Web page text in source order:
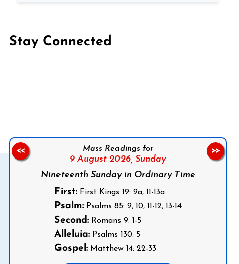
Stay Connected
Mass Readings for
9 August 2026, Sunday
Nineteenth Sunday in Ordinary Time
First:First Kings 19: 9a, 11-13a
Psalm:Psalms 85: 9, 10, 11-12, 13-14
Second:Romans 9: 1-5
Alleluia:Psalms 130: 5
Gospel:Matthew 14: 22-33
<< >>